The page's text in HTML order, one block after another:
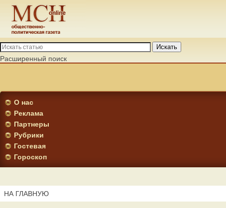
Искать
Расширенный поиск
О нас
Реклама
Партнеры
Рубрики
Гостевая
Гороскоп
НА ГЛАВНУЮ